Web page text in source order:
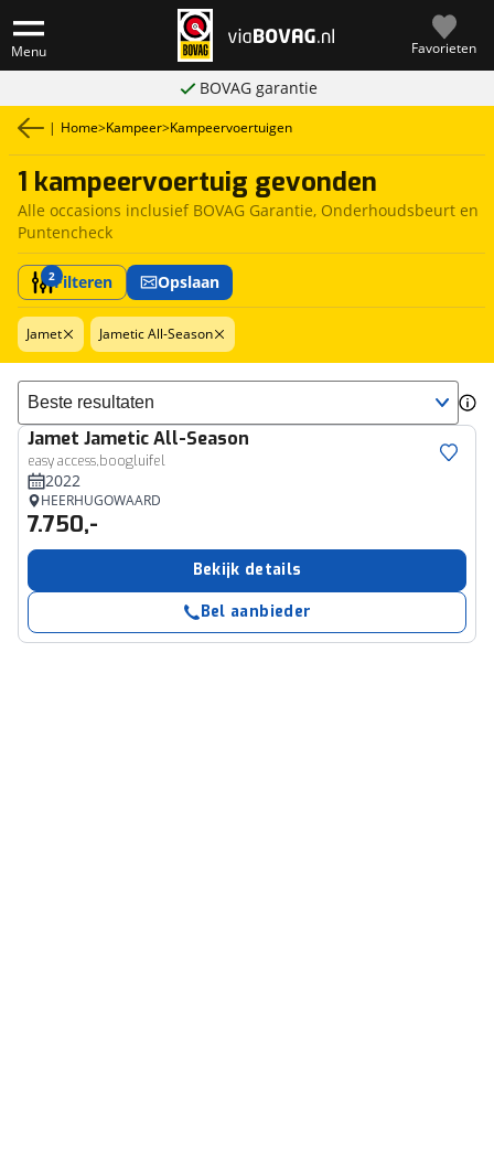
Menu Favorieten
BOVAG garantie
| Home>Kampeer>Kampeervoertuigen
1 kampeervoertuig gevonden
Alle occasions inclusief BOVAG Garantie, Onderhoudsbeurt en
Puntencheck
2Filteren Opslaan
Jamet Jametic All-Season
Sorteer resultaten
Jamet Jametic All-Season
easy access,boogluifel
2022
HEERHUGOWAARD
7.750,-
Bekijk details
Bel aanbieder